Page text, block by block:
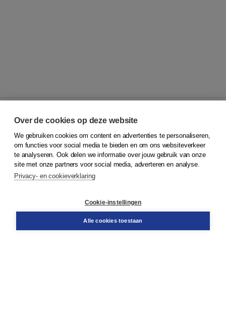
© 2026Koninklijke Boom uitgevers
Klantenservice
Service & informatie
Contact
Over de cookies op deze website
We gebruiken cookies om content en advertenties te personaliseren,
om functies voor social media te bieden en om ons websiteverkeer
te analyseren. Ook delen we informatie over jouw gebruik van onze
site met onze partners voor social media, adverteren en analyse.
Privacy- en cookieverklaring
Cookie-instellingen
Alle cookies toestaan